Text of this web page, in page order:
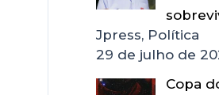
Jpress, Política
29 de julho de
Copa